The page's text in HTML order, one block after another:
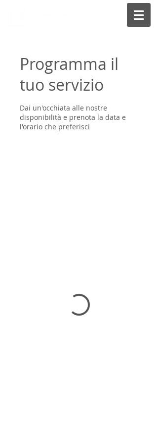
Programma il
tuo servizio
Dai un'occhiata alle nostre
disponibilità e prenota la data e
l'orario che preferisci